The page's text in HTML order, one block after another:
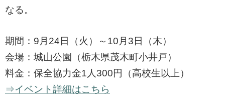
なる。
期間：9月24日（火）～10月3日（木）
会場：城山公園（栃木県茂木町小井戸）
料金：保全協力金1人300円（高校生以上）
⇒イベント詳細はこちら